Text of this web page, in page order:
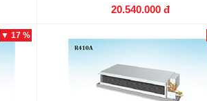
20.540.000 đ
▼ 17 %